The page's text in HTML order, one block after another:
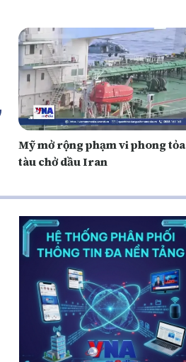
Mỹ mở rộng phạm vi phong tỏa
tàu chở dầu Iran